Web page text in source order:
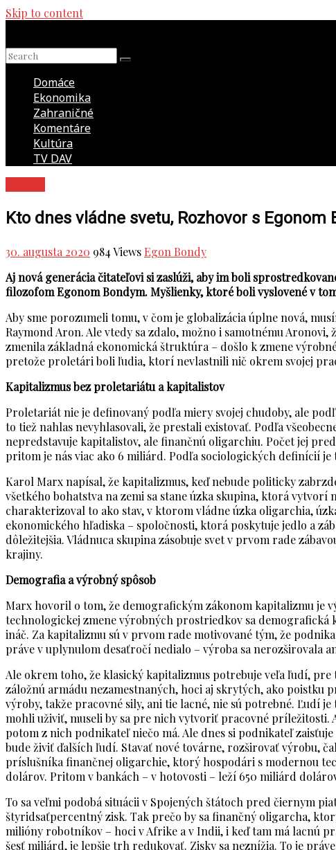
Skip to content
Domáce
Ekonomika
Zahraničné
Komentáre
Kultúra
TV DAV
Kto dnes vládne svetu, Rozhovor s Egonom
30. augusta 2020 984 Views Egon Bondy
Aj nová generácia čitateľovi si zaslúži, aby im boli
filozofom Egonom Bondym. Myšlienky, ktoré boli vyslovené v
Aby sme porozumeli tomu, v čom je globalizácia úplne nová,
Raymond Aron. Ale vtedy sa zdalo, možno i samotnému
zmenila základná ekonomická štruktúra – došlo k zmene
pretože proletári boli ľudia, ktorí nevlastnili nič okrem svojej
Kapitalizmus bez proletariátu a kapitalistov
Proletariát nie je definovaný podľa miery svojej chudoby, ale
to tiež nahlas nevyhlasovali, že prestali existovať. Podľa
nepredstavuje kapitalistov, ale finančnú oligarchiu. Počet jej
pritom je nás viac ako 6 miliárd. Podľa sociologických definícií
Karol Marx napísal, že kapitalizmus, keď nebude politicky
všetkého bohatstva na zemi sa stane úzka skupina, ktorá
charakterizoval to ako stav, v ktorom vládne úzka oligarchia,
ekonomického hľadiska – spoločnosti, ktorá poskytuje jedlo a
dôležitejšia. Vládnuca skupina zásobuje svet v prvom rade
krajiny.
Demografia a výrobný spôsob
Marx hovoril o tom, že demografickým zákonom kapitalizmu je
technologickej zmene výrobných prostriedkov sa demografická
ináč. Za kapitalizmu sú v prvom rade motivované tým, že
práve v uplynulom desaťročí nedialo – výroba sa nerozširovala
Ale okrem toho, že klasický kapitalizmus potrebuje veľa ľudí,
záložnú armádu nezamestnaných, hoci aj skrytých, ako poistku
výroby, takže pracovné sily, ani tie lacné, nie sú potrebné. Ľudí
mohli uživiť, museli by sa pre nich vytvoriť pracovné príležitosti.
potom z nich podnikateľ niečo má. Ale dnes si podnikateľ
bude živiť ďalších ľudí. Stavať nové továrne, rozširovať výrobu,
príslušníka finančnej oligarchie, ktorý hospodári s modernou
dolárov. Pritom v bankách – v hotovosti – leží 650 miliárd
To sa veľmi podobá situácii v Spojených štátoch pred čiernym
štyridsaťpercentný zisk. Tak prečo by sa finančný oligarcha,
milióny robotníkov – hoci v Afrike a v Indii, i keď tam má lacnú
šesť miliárd, je lepšie trh redukovať. Zisky sa neznížia. To je